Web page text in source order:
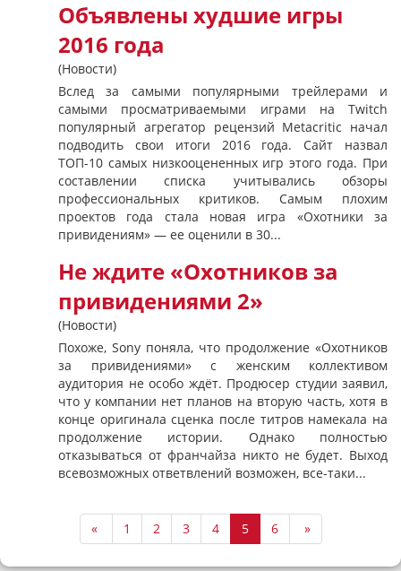
Объявлены худшие игры
2016 года
(Новости)
Вслед за самыми популярными трейлерами и
самыми просматриваемыми играми на Twitch
популярный агрегатор рецензий Metacritic начал
подводить свои итоги 2016 года. Сайт назвал
ТОП-10 самых низкооцененных игр этого года. При
составлении списка учитывались обзоры
профессиональных критиков. Самым плохим
проектов года стала новая игра «Охотники за
привидениям» — ее оценили в 30...
Не ждите «Охотников за
привидениями 2»
(Новости)
Похоже, Sony поняла, что продолжение «Охотников
за привидениями» с женским коллективом
аудитория не особо ждёт. Продюсер студии заявил,
что у компании нет планов на вторую часть, хотя в
конце оригинала сценка после титров намекала на
продолжение истории. Однако полностью
отказываться от франчайза никто не будет. Выход
всевозможных ответвлений возможен, все-таки...
« 1 2 3 4 5 6 »